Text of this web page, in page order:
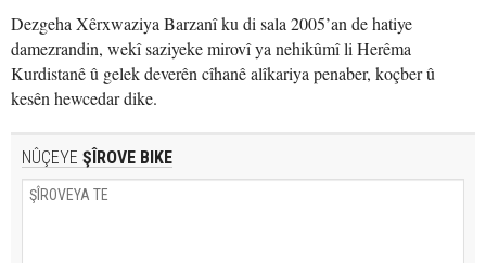
Dezgeha Xêrxwaziya Barzanî ku di sala 2005’an de hatiye
damezrandin, wekî saziyeke mirovî ya nehikûmî li Herêma
Kurdistanê û gelek deverên cîhanê alîkariya penaber, koçber û
kesên hewcedar dike.
NÛÇEYE ŞÎROVE BIKE